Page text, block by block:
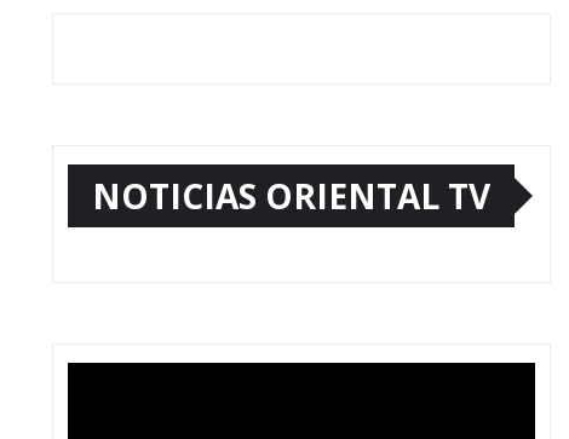
NOTICIAS ORIENTAL TV